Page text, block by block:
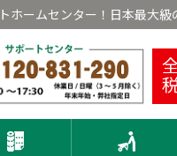
ームセンター！日本最大級